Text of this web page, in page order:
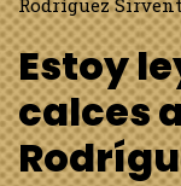
Estoy
calces